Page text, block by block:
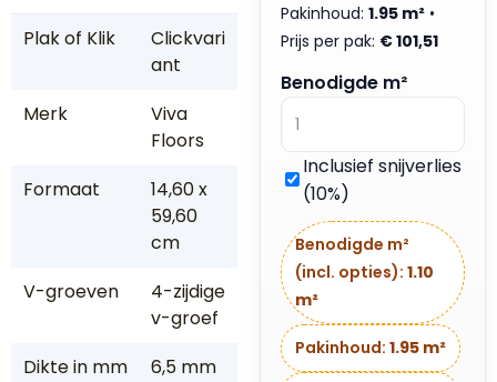
Plak of Klik
Clickvari
ant
Merk
Viva
Floors
Formaat
14,60 x
59,60
cm
V-groeven
4-zijdige
v-groef
Dikte in mm
6,5 mm
Pakinhoud: 1.95 m² •
Prijs per pak: €101,51
Benodigde m²
Inclusief snijverlies
(10%)
Benodigde m²
(incl. opties): 1.10
m²
Pakinhoud: 1.95 m²